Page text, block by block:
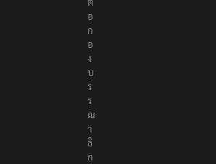
อ
ก
อ
ง
บ
ร
ร
ณ
า
ธิ
ก